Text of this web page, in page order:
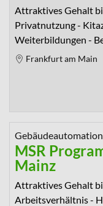
Attraktives Gehalt
Privatnutzung -
Weiterbildungen -
Frankfurt am Main
MSR
Mainz
Attraktives Gehalt
Arbeitsverhältnis -